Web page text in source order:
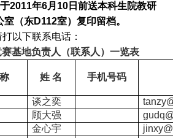
2011年6月10日前送本科生院教研
（东D112室）复印留档。
打以下联系电话：
基地负责人（联系人）一览表
姓 名 手机号码
谈之奕
顾大强
金心宇